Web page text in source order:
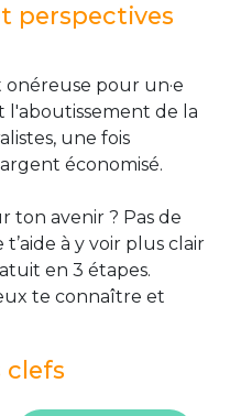
perspectives
pour un·e
l'aboutissement de la
une fois
économisé.
ton avenir ? Pas de
à y voir plus clair
en 3 étapes.
te connaître et
clefs